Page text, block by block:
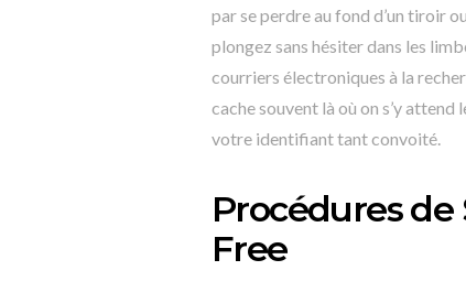
par se perdre au fond d’un tiroir
plongez sans hésiter dans les
courriers électroniques à la
cache souvent là où on s’y
votre identifiant tant convoité.
Procédures
Free